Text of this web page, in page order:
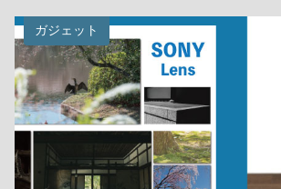
ガジェット